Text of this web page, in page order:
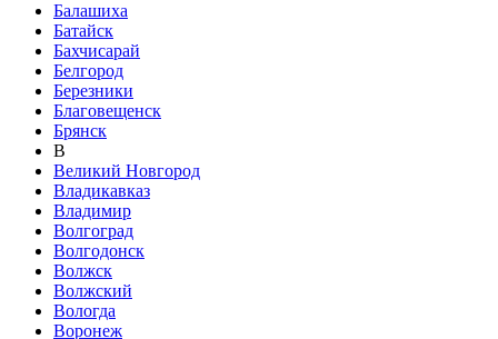
Балашиха
Батайск
Бахчисарай
Белгород
Березники
Благовещенск
Брянск
В
Великий Новгород
Владикавказ
Владимир
Волгоград
Волгодонск
Волжск
Волжский
Вологда
Воронеж